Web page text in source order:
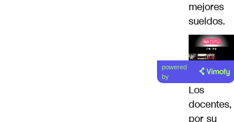
mejores
sueldos.
Lea el
artículo
powered
by
Los
docentes,
por su